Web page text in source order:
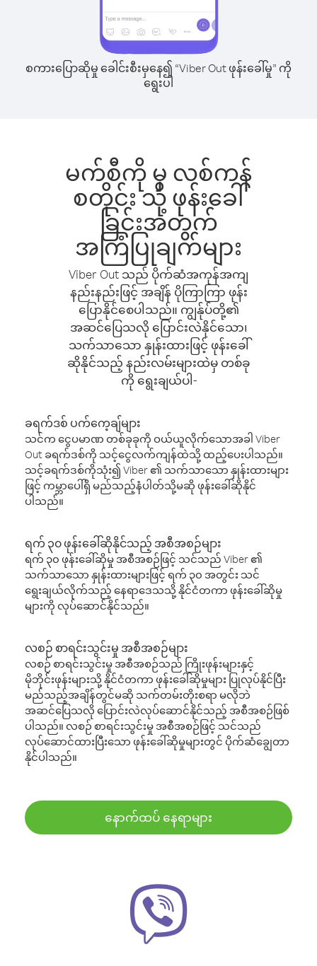
စကားပြောဆိုမှု ခေါင်းစီးမှနေ၍ “Viber Out ဖုန်းခေါ်မှု” ကို
ရွေးပါ
မက်စီကို မှ လစ်ကန်
စတိုင်း သို့ ဖုန်းခေါ်
ခြင်းအတွက်
အကြံပြုချက်များ
Viber Out သည် ပိုက်ဆံအကုန်အကျ
နည်းနည်းဖြင့် အချိန် ပိုကြာကြာ ဖုန်း
ပြောနိုင်စေပါသည်။ ကျွန်ုပ်တို့၏
အဆင်ပြေသလို ပြောင်းလဲနိုင်သော၊
သက်သာသော နှုန်းထားဖြင့် ဖုန်းခေါ်
ဆိုနိုင်သည့် နည်းလမ်းများထဲမှ တစ်ခု
ကို ရွေးချယ်ပါ-
ခရက်ဒစ် ပက်ကေ့ချ်များ
သင်က ငွေပမာဏ တစ်ခုခုကို ဝယ်ယူလိုက်သောအခါ Viber
Out ခရက်ဒစ်ကို သင့်ငွေလက်ကျန်ထဲသို့ ထည့်ပေးပါသည်။
သင့်ခရက်ဒစ်ကိုသုံး၍ Viber ၏ သက်သာသော နှုန်းထားများ
ဖြင့် ကမ္ဘာပေါ်ရှိ မည်သည့်နံပါတ်သို့မဆို ဖုန်းခေါ်ဆိုနိုင်
ပါသည်။
ရက် ၃၀ ဖုန်းခေါ်ဆိုနိုင်သည့် အစီအစဉ်များ
ရက် ၃၀ ဖုန်းခေါ်ဆိုမှု အစီအစဉ်ဖြင့် သင်သည် Viber ၏
သက်သာသော နှုန်းထားများဖြင့် ရက် ၃၀ အတွင်း သင်
ရွေးချယ်လိုက်သည့် နေရာဒေသသို့ နိုင်ငံတကာ ဖုန်းခေါ်ဆိုမှု
များကို လုပ်ဆောင်နိုင်သည်။
လစဉ် စာရင်းသွင်းမှု အစီအစဉ်များ
လစဉ် စာရင်းသွင်းမှု အစီအစဉ်သည် ကြိုးဖုန်းများနှင့်
မိုဘိုင်းဖုန်းများသို့ နိုင်ငံတကာ ဖုန်းခေါ်ဆိုမှုများ ပြုလုပ်နိုင်ပြီး
မည်သည့်အချိန်တွင်မဆို သက်တမ်းတိုးစရာ မလိုဘဲ
အဆင်ပြေသလို ပြောင်းလဲလုပ်ဆောင်နိုင်သည့် အစီအစဉ်ဖြစ်
ပါသည်။ လစဉ် စာရင်းသွင်းမှု အစီအစဉ်ဖြင့် သင်သည်
လုပ်ဆောင်ထားပြီးသော ဖုန်းခေါ်ဆိုမှုများတွင် ပိုက်ဆံချွေတာ
နိုင်ပါသည်။
နောက်ထပ် နေရာများ